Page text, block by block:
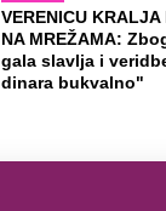
VERENICU KRALJA
NA MREŽAMA:
gala slavlja i
dinara bukvalno"